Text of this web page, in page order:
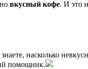
вкусный кофе. И это
насколько
помощник.